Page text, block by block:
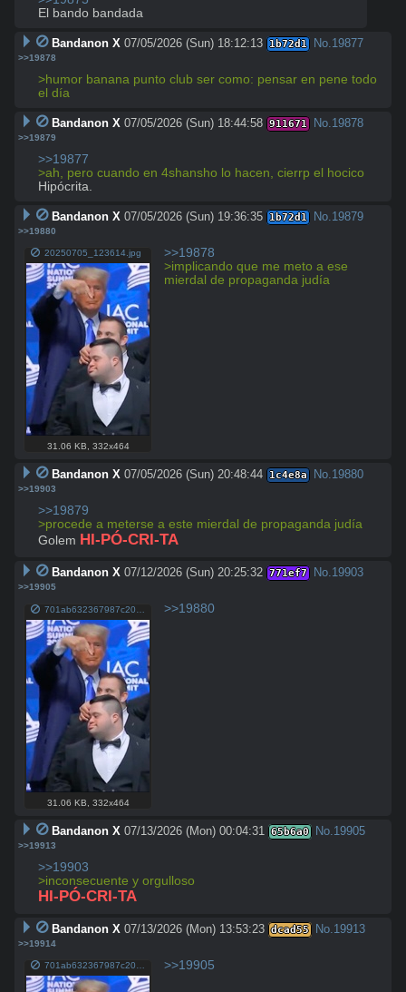
El bando bandada
Bandanon X 07/05/2026 (Sun) 18:12:13 1b72d1 No.19877
>>19878
>humor banana punto club ser como: pensar en pene todo
el día
Bandanon X 07/05/2026 (Sun) 18:44:58 911671 No.19878
>>19879
>>19877
>ah, pero cuando en 4shansho lo hacen, cierrp el hocico
Hipócrita.
Bandanon X 07/05/2026 (Sun) 19:36:35 1b72d1 No.19879
>>19880
20250705_123614.jpg
31.06 KB 332x464
>>19878
>implicando que me meto a ese
mierdal de propaganda judía
Bandanon X 07/05/2026 (Sun) 20:48:44 1c4e8a No.19880
>>19903
>>19879
>procede a meterse a este mierdal de propaganda judía
Golem HI-PÓ-CRI-TA
Bandanon X 07/12/2026 (Sun) 20:25:32 771ef7 No.19903
>>19905
31.06 KB 332x464
>>19880
Bandanon X 07/13/2026 (Mon) 00:04:31 65b6a0 No. 19905
>>19913
>>19903
>inconsecuente y orgulloso
HI-PÓ-CRI-TA
Bandanon X 07/13/2026 (Mon) 13:53:23 dcad55 No. 19913
>>19914
>>19905